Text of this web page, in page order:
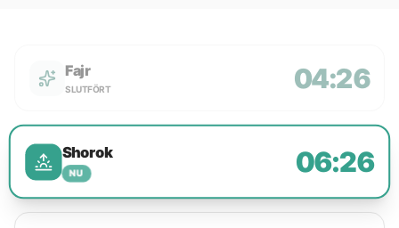
Fajr
SLUTFÖRT 04:26
Shorok
NU 06:26